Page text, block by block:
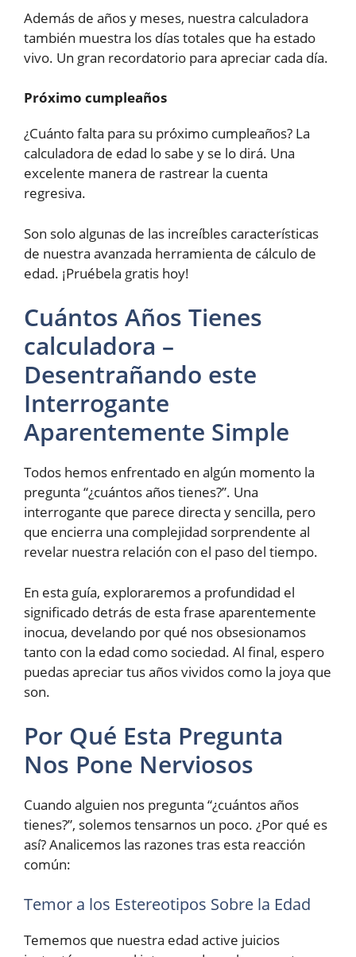
Además de años y meses, nuestra calculadora
también muestra los días totales que ha estado
vivo. Un gran recordatorio para apreciar cada día.
Próximo cumpleaños
¿Cuánto falta para su próximo cumpleaños? La
calculadora de edad lo sabe y se lo dirá. Una
excelente manera de rastrear la cuenta
regresiva.
Son solo algunas de las increíbles características
de nuestra avanzada herramienta de cálculo de
edad. ¡Pruébela gratis hoy!
Cuántos Años Tienes
calculadora –
Desentrañando este
Interrogante
Aparentemente Simple
Todos hemos enfrentado en algún momento la
pregunta “¿cuántos años tienes?”. Una
interrogante que parece directa y sencilla, pero
que encierra una complejidad sorprendente al
revelar nuestra relación con el paso del tiempo.
En esta guía, exploraremos a profundidad el
significado detrás de esta frase aparentemente
inocua, develando por qué nos obsesionamos
tanto con la edad como sociedad. Al final, espero
puedas apreciar tus años vividos como la joya que
son.
Por Qué Esta Pregunta
Nos Pone Nerviosos
Cuando alguien nos pregunta “¿cuántos años
tienes?”, solemos tensarnos un poco. ¿Por qué es
así? Analicemos las razones tras esta reacción
común:
Temor a los Estereotipos Sobre la Edad
Tememos que nuestra edad active juicios